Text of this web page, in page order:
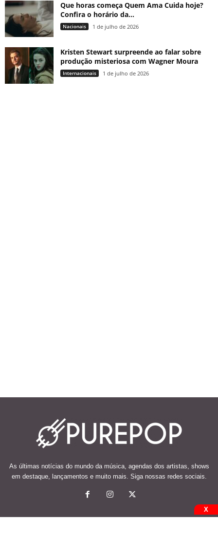
Que horas começa Quem Ama Cuida hoje?
Confira o horário da...
Nacionais 1 de julho de 2026
Kristen Stewart surpreende ao falar sobre
produção misteriosa com Wagner Moura
Internacionais 1 de julho de 2026
As últimas notícias do mundo da música, agendas dos artistas, shows
em destaque, lançamentos e muito mais. Siga nossas redes sociais.
X